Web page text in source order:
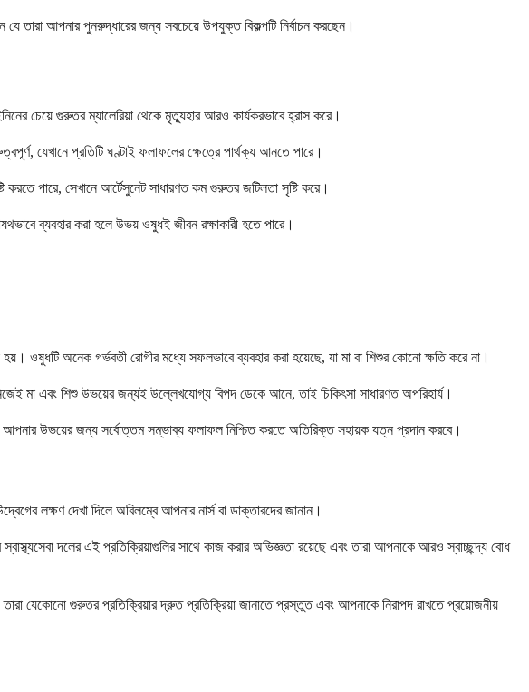
তারা আপনার পুনরুদ্ধারের জন্য সবচেয়ে উপযুক্ত বিকল্পটি নির্বাচন করছেন।
চেয়ে গুরুতর ম্যালেরিয়া থেকে মৃত্যুহার আরও কার্যকরভাবে হ্রাস করে।
যেখানে প্রতিটি ঘণ্টাই ফলাফলের ক্ষেত্রে পার্থক্য আনতে পারে।
পারে, সেখানে আর্টেসুনেট সাধারণত কম গুরুতর জটিলতা সৃষ্টি করে।
ব্যবহার করা হলে উভয় ওষুধই জীবন রক্ষাকারী হতে পারে।
হয়। ওষুধটি অনেক গর্ভবতী রোগীর মধ্যে সফলভাবে ব্যবহার করা হয়েছে, যা মা বা শিশুর কোনো ক্ষতি করে না।
মা এবং শিশু উভয়ের জন্যই উল্লেখযোগ্য বিপদ ডেকে আনে, তাই চিকিৎসা সাধারণত অপরিহার্য।
আপনার উভয়ের জন্য সর্বোত্তম সম্ভাব্য ফলাফল নিশ্চিত করতে অতিরিক্ত সহায়ক যত্ন প্রদান করবে।
লক্ষণ দেখা দিলে অবিলম্বে আপনার নার্স বা ডাক্তারদের জানান।
দলের এই প্রতিক্রিয়াগুলির সাথে কাজ করার অভিজ্ঞতা রয়েছে এবং তারা আপনাকে আরও স্বাচ্ছন্দ্য বোধ
যেকোনো গুরুতর প্রতিক্রিয়ার দ্রুত প্রতিক্রিয়া জানাতে প্রস্তুত এবং আপনাকে নিরাপদ রাখতে প্রয়োজনীয়